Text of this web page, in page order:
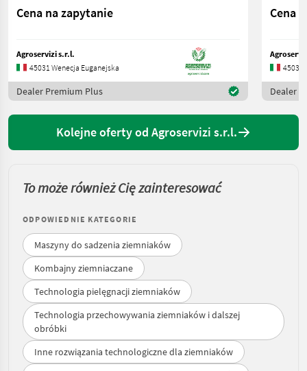
Cena na zapytanie
Agroservizi s.r.l.
45031 Wenecja Euganejska
Dealer Premium Plus
Cena
45031
Dealer
Kolejne oferty od Agroservizi s.r.l.
To może również Cię zainteresować
ODPOWIEDNIE KATEGORIE
Maszyny do sadzenia ziemniaków
Kombajny ziemniaczane
Technologia pielęgnacji ziemniaków
Technologia przechowywania ziemniaków i dalszej
obróbki
Inne rozwiązania technologiczne dla ziemniaków